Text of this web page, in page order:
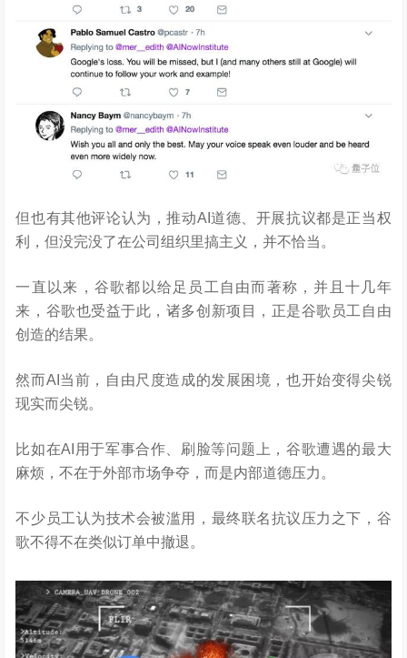
但也有其他评论认为，推动AI道德、开展抗议都是正当权
利，但没完没了在公司组织里搞主义，并不恰当。
一直以来，谷歌都以给足员工自由而著称，并且十几年
来，谷歌也受益于此，诸多创新项目，正是谷歌员工自由
创造的结果。
然而AI当前，自由尺度造成的发展困境，也开始变得尖锐
现实而尖锐。
比如在AI用于军事合作、刷脸等问题上，谷歌遭遇的最大
麻烦，不在于外部市场争夺，而是内部道德压力。
不少员工认为技术会被滥用，最终联名抗议压力之下，谷
歌不得不在类似订单中撤退。